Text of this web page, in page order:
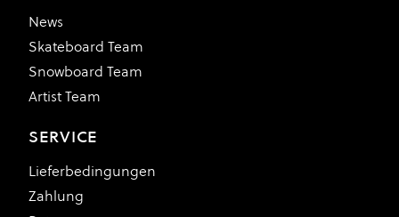
News
Skateboard Team
Snowboard Team
Artist Team
SERVICE
Lieferbedingungen
Zahlung